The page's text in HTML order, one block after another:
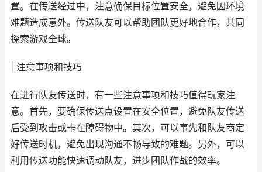
置。在传送经过中，注意确保目标位置安全，避免因环境
难题造成意外。传送队友可以帮助团队更好地合作，共同
探索游戏全球。
| 注意事项和技巧
在进行队友传送时，有一些注意事项和技巧值得玩家注
意。首先，要确保传送点设置在安全位置，避免队友传送
后受到攻击或卡在障碍物中。其次，可以事先和队友商定
好传送时机，避免出现沟通不畅导致的难题。另外，可以
利用传送功能快速调动队友，进步团队作战的效率。